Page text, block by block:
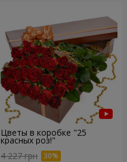
Цветы в коробке "25
красных роз!"
4 227 грн